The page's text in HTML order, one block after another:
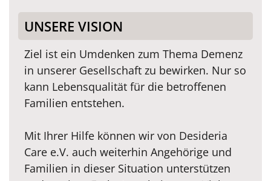
UNSERE VISION
Ziel ist ein Umdenken zum Thema Demenz
in unserer Gesellschaft zu bewirken. Nur so
kann Lebensqualität für die betroffenen
Familien entstehen.
Mit Ihrer Hilfe können wir von Desideria
Care e.V. auch weiterhin Angehörige und
Familien in dieser Situation unterstützen